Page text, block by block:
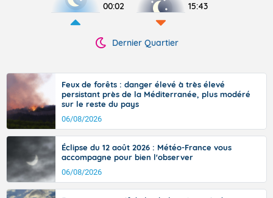
00:02 15:43
Dernier Quartier
Feux de forêts : danger élevé à très élevé
persistant près de la Méditerranée, plus modéré
sur le reste du pays
06/08/2026
Éclipse du 12 août 2026 : Météo-France vous
accompagne pour bien l'observer
06/08/2026